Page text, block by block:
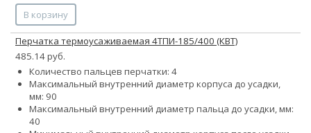
В корзину
Перчатка термоусаживаемая 4ТПИ-185/400 (КВТ)
485.14 руб.
Количество пальцев перчатки: 4
Максимальный внутренний диаметр корпуса до усадки,
мм: 90
Максимальный внутренний диаметр пальца до усадки, мм:
40